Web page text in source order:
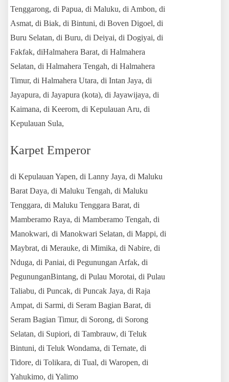
Tenggarong, di Papua, di Maluku, di Ambon, di
Asmat, di Biak, di Bintuni, di Boven Digoel, di
Buru Selatan, di Buru, di Deiyai, di Dogiyai, di
Fakfak, diHalmahera Barat, di Halmahera
Selatan, di Halmahera Tengah, di Halmahera
Timur, di Halmahera Utara, di Intan Jaya, di
Jayapura, di Jayapura (kota), di Jayawijaya, di
Kaimana, di Keerom, di Kepulauan Aru, di
Kepulauan Sula,
Karpet Emperor
di Kepulauan Yapen, di Lanny Jaya, di Maluku
Barat Daya, di Maluku Tengah, di Maluku
Tenggara, di Maluku Tenggara Barat, di
Mamberamo Raya, di Mamberamo Tengah, di
Manokwari, di Manokwari Selatan, di Mappi, di
Maybrat, di Merauke, di Mimika, di Nabire, di
Nduga, di Paniai, di Pegunungan Arfak, di
PegununganBintang, di Pulau Morotai, di Pulau
Taliabu, di Puncak, di Puncak Jaya, di Raja
Ampat, di Sarmi, di Seram Bagian Barat, di
Seram Bagian Timur, di Sorong, di Sorong
Selatan, di Supiori, di Tambrauw, di Teluk
Bintuni, di Teluk Wondama, di Ternate, di
Tidore, di Tolikara, di Tual, di Waropen, di
Yahukimo, di Yalimo